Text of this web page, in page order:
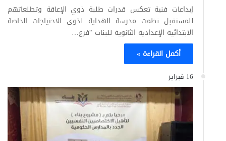
إبداعات فنية تعكس قدرات طلبة ذوي الإعاقة وتطلعاتهم
للمستقبل نظمت مدرسة الهداية لذوي الاحتياجات الخاصة
الابتدائية الإعدادية الثانوية للبنات “فرع…
أكمل القراءة »
16 فبراير